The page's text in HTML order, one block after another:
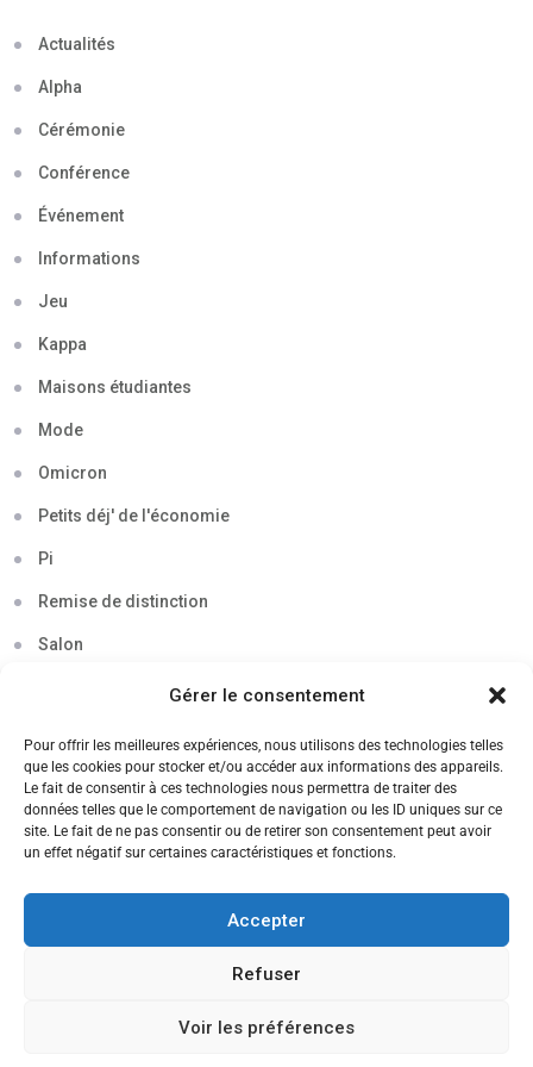
Gérer le consentement
Pour offrir les meilleures expériences, nous utilisons des technologies telles
que les cookies pour stocker et/ou accéder aux informations des appareils.
Le fait de consentir à ces technologies nous permettra de traiter des
données telles que le comportement de navigation ou les ID uniques sur ce
site. Le fait de ne pas consentir ou de retirer son consentement peut avoir
un effet négatif sur certaines caractéristiques et fonctions.
Accepter
Refuser
Voir les préférences
Actualités
Alpha
Cérémonie
Conférence
Événement
Informations
Jeu
Kappa
Maisons étudiantes
Mode
Omicron
Petits déj' de l'économie
Pi
Remise de distinction
Salon
Soirée
Sortie découverte
Tau
Voyage
CANDIDATEZ MAINTENANT